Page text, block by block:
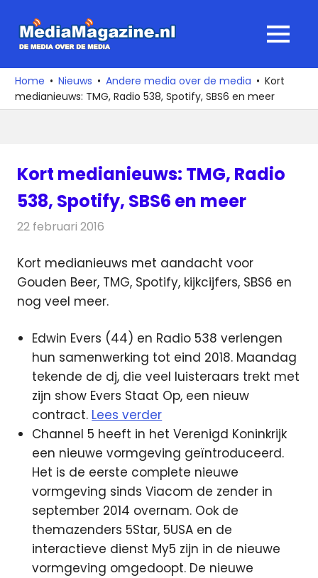
naar
media
over
de
MENU
Home Nieuws Andere media over de media
Kort
medianieuws: TMG, Radio 538, Spotify, SBS6 en meer
Kort medianieuws: TMG, Radio
538, Spotify, SBS6 en meer
22 februari 2016
Kort medianieuws met aandacht voor
Gouden Beer, TMG, Spotify, kijkcijfers, SBS6 en
nog veel meer.
Edwin Evers (44) en Radio 538 verlengen
hun samenwerking tot eind 2018. Maandag
tekende de dj, die veel luisteraars trekt met
zijn show Evers Staat Op, een nieuw
contract. Lees verder
Channel 5 heeft in het Verenigd Koninkrijk
een nieuwe vormgeving geïntroduceerd.
Het is de eerste complete nieuwe
vormgeving sinds Viacom de zender in
september 2014 overnam. Ook de
themazenders 5Star, 5USA en de
interactieve dienst My5 zijn in de nieuwe
vormgeving omgedoopt. De nieuwe